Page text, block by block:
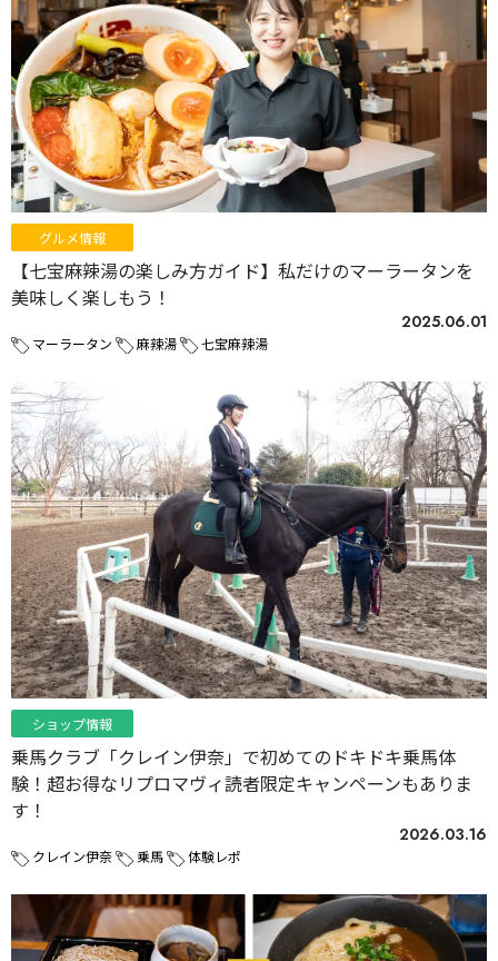
グルメ情報
【七宝麻辣湯の楽しみ方ガイド】私だけのマーラータンを
美味しく楽しもう！
2025.06.01
マーラータン 麻辣湯 七宝麻辣湯
ショップ情報
乗馬クラブ「クレイン伊奈」で初めてのドキドキ乗馬体
験！超お得なリプロマヴィ読者限定キャンペーンもありま
す！
2026.03.16
クレイン伊奈 乗馬 体験レポ